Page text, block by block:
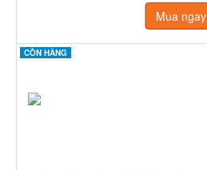
Mua ngay
CÒN HÀNG